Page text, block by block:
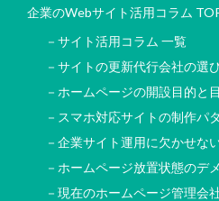
企業のWebサイト活用コラム
－サイト活用コラム 一覧
－サイトの更新代行会社の選
－ホームページの開設目的と
－スマホ対応サイトの制作パ
－企業サイト運用に欠かせな
－ホームページ放置状態のデ
－現在のホームページ管理会